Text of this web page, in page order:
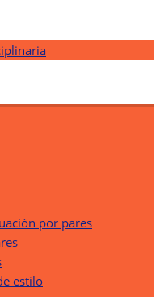
por pares
estilo